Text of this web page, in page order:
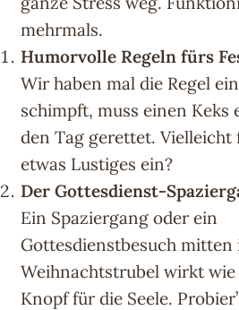
mehrmals.
Humorvolle Regeln fürs
Wir haben mal die Regel
schimpft, muss einen Keks
den Tag gerettet. Vielleicht
etwas Lustiges ein?
Der Gottesdienst-
Ein Spaziergang oder ein
Gottesdienstbesuch mitten
Weihnachtstrubel wirkt wie
Knopf für die Seele.